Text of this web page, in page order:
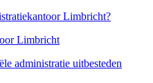
Limbricht?
Limbricht
administratie uitbesteden